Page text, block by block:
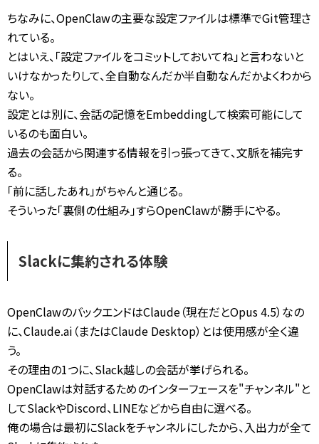
ちなみに、OpenClawの主要な設定ファイルは標準でGit管理さ
れている。
とはいえ、「設定ファイルをコミットしておいてね」と言わないと
いけなかったりして、全自動なんだか半自動なんだかよくわから
ない。
設定とは別に、会話の記憶をEmbeddingして検索可能にして
いるのも面白い。
過去の会話から関連する情報を引っ張ってきて、文脈を補完す
る。
「前に話したあれ」がちゃんと通じる。
そういった「裏側の仕組み」すらOpenClawが勝手にやる。
Slackに集約される体験
OpenClawのバックエンドはClaude（現在だとOpus 4.5）なの
に、Claude.ai（またはClaude Desktop）とは使用感が全く違
う。
その理由の1つに、Slack越しの会話が挙げられる。
OpenClawは対話するためのインターフェースを"チャンネル"と
してSlackやDiscord、LINEなどから自由に選べる。
俺の場合は最初にSlackをチャンネルにしたから、入出力が全て